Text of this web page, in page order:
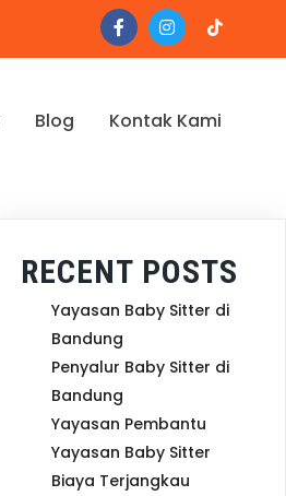
Blog Kontak Kami
RECENT POSTS
Yayasan Baby Sitter di
Bandung
Penyalur Baby Sitter di
Bandung
Yayasan Pembantu
Yayasan Baby Sitter
Biaya Terjangkau